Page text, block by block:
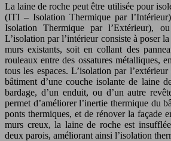
La laine de roche peut être utilisée pour
(ITI – Isolation Thermique par
Isolation Thermique par l’Extérieur),
L’isolation par l’intérieur consiste à poser
murs existants, soit en collant des
rouleaux entre des ossatures métalliques,
tous les espaces. L’isolation par
bâtiment d’une couche isolante de laine
bardage, d’un enduit, ou d’un autre
permet d’améliorer l’inertie thermique du
ponts thermiques, et de rénover la façade
murs creux, la laine de roche est
deux parois, améliorant ainsi l’isolation